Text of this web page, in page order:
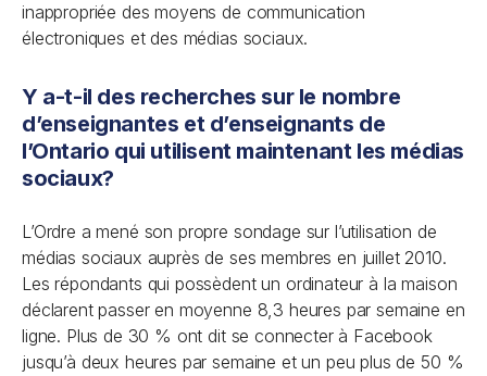
inappropriée des moyens de communication
électroniques et des médias sociaux.
Y a-t-il des recherches sur le nombre
d’enseignantes et d’enseignants de
l’Ontario qui utilisent maintenant les médias
sociaux?
L’Ordre a mené son propre sondage sur l’utilisation de
médias sociaux auprès de ses membres en juillet 2010.
Les répondants qui possèdent un ordinateur à la maison
déclarent passer en moyenne 8,3 heures par semaine en
ligne. Plus de 30 % ont dit se connecter à Facebook
jusqu’à deux heures par semaine et un peu plus de 50 %